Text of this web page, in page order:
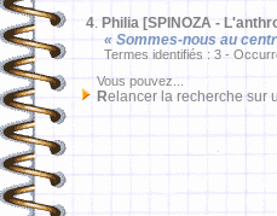
4. Philia [SPINOZA -
« Sommes-nous au
Termes identifiés : 3 -
Vous pouvez...
Relancer la recherche sur